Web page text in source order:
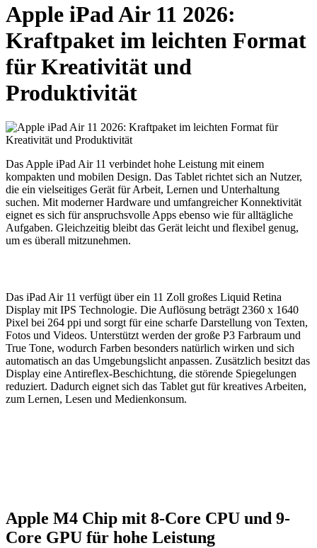
Apple iPad Air 11 2026:
Kraftpaket im leichten Format
für Kreativität und
Produktivität
Das Apple iPad Air 11 verbindet hohe Leistung mit einem
kompakten und mobilen Design. Das Tablet richtet sich an Nutzer,
die ein vielseitiges Gerät für Arbeit, Lernen und Unterhaltung
suchen. Mit moderner Hardware und umfangreicher Konnektivität
eignet es sich für anspruchsvolle Apps ebenso wie für alltägliche
Aufgaben. Gleichzeitig bleibt das Gerät leicht und flexibel genug,
um es überall mitzunehmen.
Das iPad Air 11 verfügt über ein 11 Zoll großes Liquid Retina
Display mit IPS Technologie. Die Auflösung beträgt 2360 x 1640
Pixel bei 264 ppi und sorgt für eine scharfe Darstellung von Texten,
Fotos und Videos. Unterstützt werden der große P3 Farbraum und
True Tone, wodurch Farben besonders natürlich wirken und sich
automatisch an das Umgebungslicht anpassen. Zusätzlich besitzt das
Display eine Antireflex-Beschichtung, die störende Spiegelungen
reduziert. Dadurch eignet sich das Tablet gut für kreatives Arbeiten,
zum Lernen, Lesen und Medienkonsum.
Apple M4 Chip mit 8-Core CPU und 9-
Core GPU für hohe Leistung